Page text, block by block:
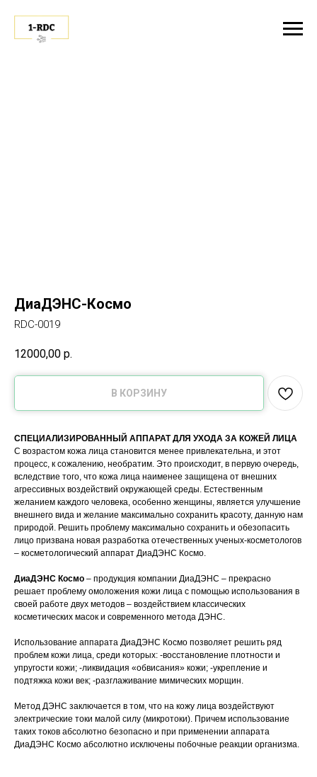
ДиаДЭНС-Космо
RDC-0019
12000,00 р.
В КОРЗИНУ
СПЕЦИАЛИЗИРОВАННЫЙ АППАРАТ ДЛЯ УХОДА ЗА КОЖЕЙ ЛИЦА
С возрастом кожа лица становится менее привлекательна, и этот
процесс, к сожалению, необратим. Это происходит, в первую очередь,
вследствие того, что кожа лица наименее защищена от внешних
агрессивных воздействий окружающей среды. Естественным
желанием каждого человека, особенно женщины, является улучшение
внешнего вида и желание максимально сохранить красоту, данную нам
природой. Решить проблему максимально сохранить и обезопасить
лицо призвана новая разработка отечественных ученых-косметологов
– косметологический аппарат ДиаДЭНС Космо.
ДиаДЭНС Космо – продукция компании ДиаДЭНС – прекрасно
решает проблему омоложения кожи лица с помощью использования в
своей работе двух методов – воздействием классических
косметических масок и современного метода ДЭНС.
Использование аппарата ДиаДЭНС Космо позволяет решить ряд
проблем кожи лица, среди которых: -восстановление плотности и
упругости кожи; -ликвидация «обвисания» кожи; -укрепление и
подтяжка кожи век; -разглаживание мимических морщин.
Метод ДЭНС заключается в том, что на кожу лица воздействуют
электрические токи малой силу (микротоки). Причем использование
таких токов абсолютно безопасно и при применении аппарата
ДиаДЭНС Космо абсолютно исключены побочные реакции организма.